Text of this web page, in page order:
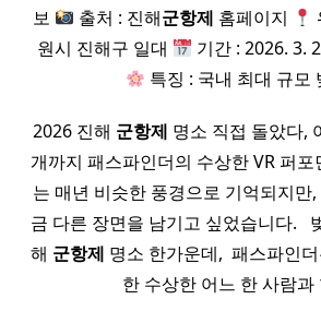
보
출처 : 진해군항제 홈페이지
원시 진해구 일대
기간 : 2026. 3.
특징 : 국내 최대 규모
2026 진해 군항제 명소 직접 돌았다,
개까지 패스파인더의 수상한 VR 퍼포
는 매년 비슷한 풍경으로 기억되지만
금 다른 장면을 남기고 싶었습니다.
해 군항제 명소 한가운데, ​ 패스파인
한 수상한 어느 한 사람